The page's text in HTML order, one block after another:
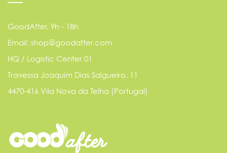
GoodAfter, 9h - 18h
Email: shop@goodafter.com
HQ / Logistic Center 01
Travessa Joaquim Dias Salgueiro, 11
4470-416 Vila Nova da Telha (Portugal)